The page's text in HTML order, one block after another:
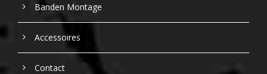
Banden Montage
Accessoires
Contact